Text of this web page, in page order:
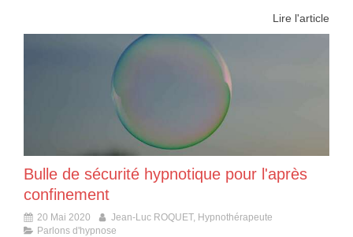
Lire l'article
Bulle de sécurité hypnotique pour l'après
confinement
20 Mai 2020
Jean-Luc ROQUET, Hypnothérapeute
Parlons d'hypnose